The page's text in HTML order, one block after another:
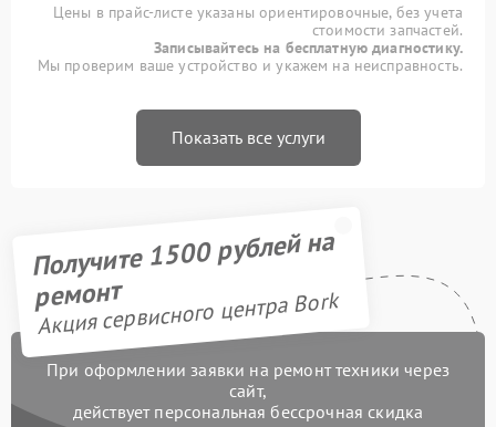
Цены в прайс-листе указаны ориентировочные, без учета
стоимости запчастей.
Записывайтесь на бесплатную диагностику.
Мы проверим ваше устройство и укажем на неисправность.
Показать все услуги
Получите 1500 рублей на
ремонт
Акция сервисного центра Bork
При оформлении заявки на ремонт техники через
сайт,
действует персональная бессрочная скидка